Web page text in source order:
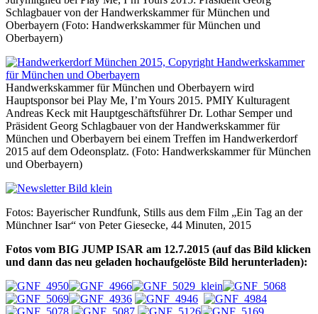
Schlagbauer von der Handwerkskammer für München und
Oberbayern (Foto: Handwerkskammer für München und
Oberbayern)
Handwerkskammer für München und Oberbayern wird
Hauptsponsor bei Play Me, I’m Yours 2015. PMIY Kulturagent
Andreas Keck mit Hauptgeschäftsführer Dr. Lothar Semper und
Präsident Georg Schlagbauer von der Handwerkskammer für
München und Oberbayern bei einem Treffen im Handwerkerdorf
2015 auf dem Odeonsplatz. (Foto: Handwerkskammer für München
und Oberbayern)
Fotos: Bayerischer Rundfunk, Stills aus dem Film „Ein Tag an der
Münchner Isar“ von Peter Giesecke, 44 Minuten, 2015
Fotos vom BIG JUMP ISAR am 12.7.2015 (auf das Bild klicken
und dann das neu geladen hochaufgelöste Bild herunterladen):